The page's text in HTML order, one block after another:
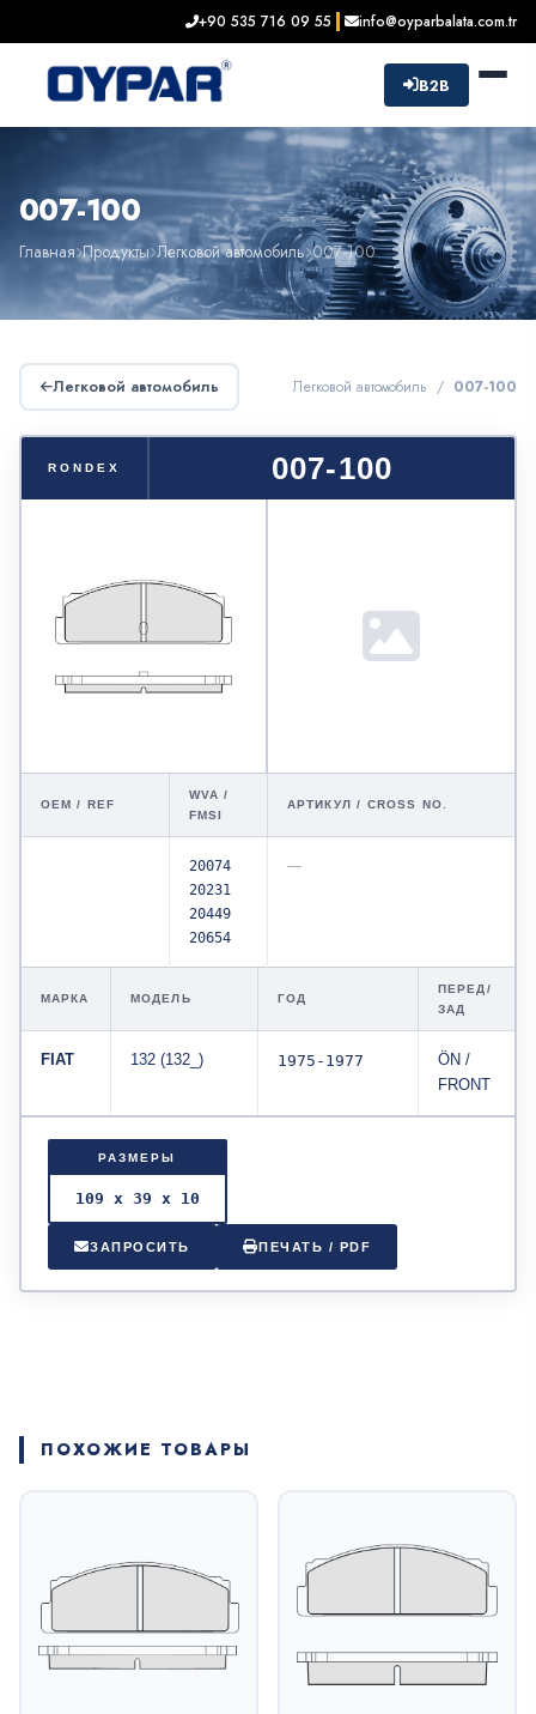
+90 535 716 09 55 info@oyparbalata.com.tr
B2B
007-100
Главная Продукты Легковой автомобиль 007-100
Легковой автомобиль Легковой автомобиль / 007-100
RONDEX 007-100
OEM / REF
WVA /
FMSI
АРТИКУЛ / CROSS NO.
20074
20231
20449
20654
—
МАРКА МОДЕЛЬ ГОД
ПЕРЕД/
ЗАД
FIAT 132 (132_) 1975-1977
ÖN /
FRONT
РАЗМЕРЫ
109 x 39 x 10
ЗАПРОСИТЬ ПЕЧАТЬ / PDF
ПОХОЖИЕ ТОВАРЫ